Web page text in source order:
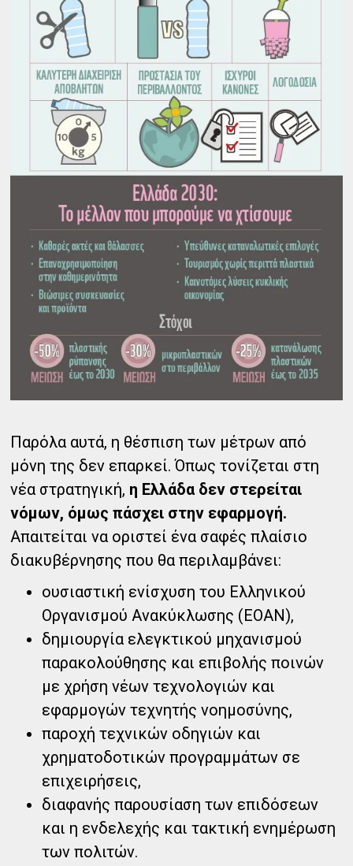
Παρόλα αυτά, η θέσπιση των μέτρων από
μόνη της δεν επαρκεί. Όπως τονίζεται στη
νέα στρατηγική, η Ελλάδα δεν στερείται
νόμων, όμως πάσχει στην εφαρμογή.
Απαιτείται να οριστεί ένα σαφές πλαίσιο
διακυβέρνησης που θα περιλαμβάνει:
ουσιαστική ενίσχυση του Ελληνικού
Οργανισμού Ανακύκλωσης (ΕΟΑΝ),
δημιουργία ελεγκτικού μηχανισμού
παρακολούθησης και επιβολής ποινών
με χρήση νέων τεχνολογιών και
εφαρμογών τεχνητής νοημοσύνης,
παροχή τεχνικών οδηγιών και
χρηματοδοτικών προγραμμάτων σε
επιχειρήσεις,
διαφανής παρουσίαση των επιδόσεων
και η ενδελεχής και τακτική ενημέρωση
των πολιτών.